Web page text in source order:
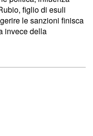
figlio di esuli
le sanzioni finisca
invece della